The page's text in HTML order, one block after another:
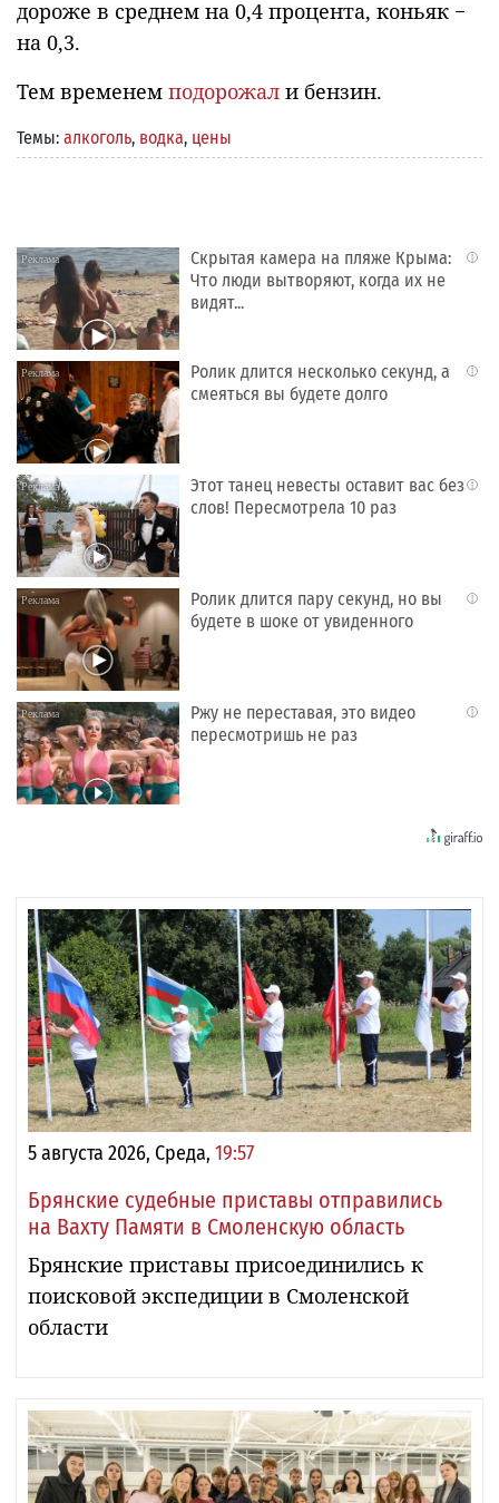
дороже в среднем на 0,4 процента, коньяк −
на 0,3.
Тем временем подорожал и бензин.
Темы: алкоголь, водка, цены
i
Скрытая камера на пляже Крыма:
Что люди вытворяют, когда их не
видят...
i
Ролик длится несколько секунд, а
смеяться вы будете долго
i
Этот танец невесты оставит вас без
слов! Пересмотрела 10 раз
i
Ролик длится пару секунд, но вы
будете в шоке от увиденного
i
Ржу не переставая, это видео
пересмотришь не раз
5 августа 2026, Среда, 19:57
Брянские судебные приставы отправились
на Вахту Памяти в Смоленскую область
Брянские приставы присоединились к
поисковой экспедиции в Смоленской
области